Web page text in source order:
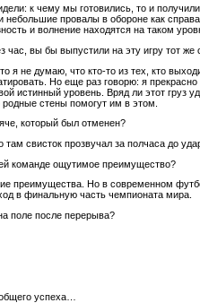
к чему мы готовились, то и
провалы в обороне как
и волнение находятся на таком
час, вы бы выпустили на эту игру тот же
я не думаю, что кто-то из тех, кто
Но еще раз говорю: я
истинный уровень. Вряд ли этот
стены помогут им в этом.
который был отменен?
свисток прозвучал за полчаса до
команде ощутимое преимущество?
преимущества. Но в современном
в финальную часть чемпионата мира.
поле после перерыва?
успеха…